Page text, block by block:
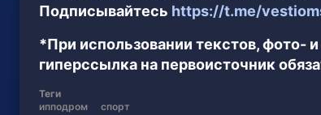
Подписывайтесь https://t.me/
*При использовании текстов, фото-
гиперссылка на первоисточник
Теги
ипподром
спорт